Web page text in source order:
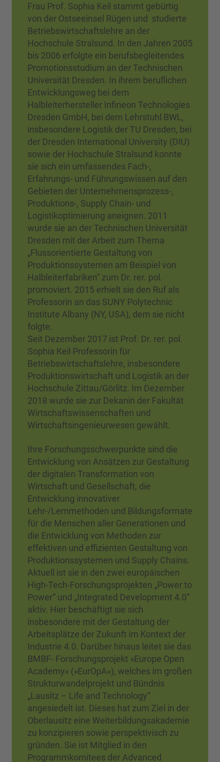
Frau Prof. Sophia Keil stammt gebürtig
von der Ostseeinsel Rügen und studierte
Betriebswirtschaftslehre an der
Hochschule Stralsund. In den Jahren 2005
bis 2006 erfolgte ein berufsbegleitendes
Promotionsstudium an der Technischen
Universität Dresden. In ihrem beruflichen
Entwicklungsweg bei dem
Halbleiterhersteller Infineon Technologies
Dresden GmbH, bei dem Lehrstuhl BWL,
insbesondere Logistik der TU Dresden, bei
der Dresden International University (DIU)
sowie der Hochschule Stralsund konnte
sie sich ein umfassendes Fach-,
Erfahrungs- und Führungswissen auf den
Gebieten der Unternehmensprozess-,
Produktions-, Supply Chain- und
Logistikoptimierung aneignen. 2011
wurde sie an der Technischen Universität
Dresden mit der Arbeit zum Thema
„Flussorientierte Gestaltung von
Produktionssystemen am Beispiel von
Halbleiterfabriken“ zum Dr. rer. pol.
promoviert. 2015 erhielt sie den Ruf als
Professorin an das SUNY Polytechnic
Institute Albany (NY, USA), dem sie nicht
folgte.
Seit Dezember 2017 ist Prof. Dr. rer. pol.
Sophia Keil Professorin für
Betriebswirtschaftslehre, insbesondere
Produktionswirtschaft und Logistik an der
Hochschule Zittau/Görlitz. Im Dezember
2018 wurde sie zur Dekanin der Fakultät
Wirtschaftswissenschaften und
Wirtschaftsingenieurwesen gewählt.
Ihre Forschungsschwerpunkte sind die
Entwicklung von Ansätzen zur Gestaltung
der digitalen Transformation von
Wirtschaft und Gesellschaft, die
Entwicklung innovativer
Lehr-/Lernmethoden und Bildungsformate
für die Menschen aller Generationen und
die Entwicklung von Methoden zur
effektiven und effizienten Gestaltung von
Produktionssystemen und Supply Chains.
Aktuell ist sie in den zwei europäischen
High-Tech-Forschungsprojekten „Power to
Power“ und „Integrated Development 4.0“
aktiv. Hier beschäftigt sie sich
insbesondere mit der Gestaltung der
Arbeitsplätze der Zukunft im Kontext der
Industrie 4.0. Darüber hinaus leitet sie das
BMBF- Forschungsprojekt »Europe Open
Academy« (»EurOpA«), welches im großen
Strukturwandelprojekt und Bündnis
„Lausitz – Life and Technology“
angesiedelt ist. Dieses hat zum Ziel in der
Oberlausitz eine Weiterbildungsakademie
zu konzipieren sowie perspektivisch zu
gründen. Sie ist Mitglied in den
Programmkomitees der Advanced